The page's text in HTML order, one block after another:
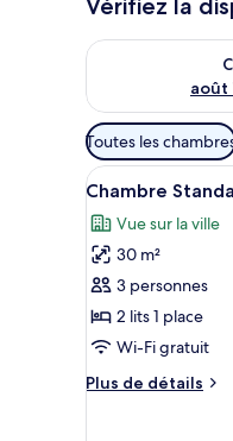
août
Vérifier la
Filtres
disponibles
pour
les
chambres
Toutes les
Afficher
toutes
les
photos
pour
ce
type
chambre :
3
Chambre
Vue sur la ville
30 m²
3 personnes
2 lits 1 place
Wi-Fi gratuit
Plus de détails
Plus